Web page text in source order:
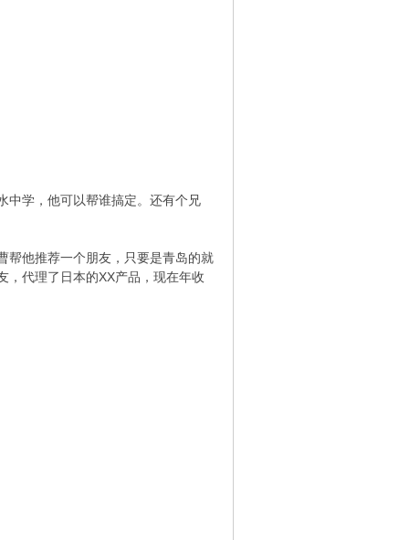
中学，他可以帮谁搞定。还有个兄
帮他推荐一个朋友，只要是青岛的就
，代理了日本的XX产品，现在年收